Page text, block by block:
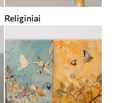
Religiniai